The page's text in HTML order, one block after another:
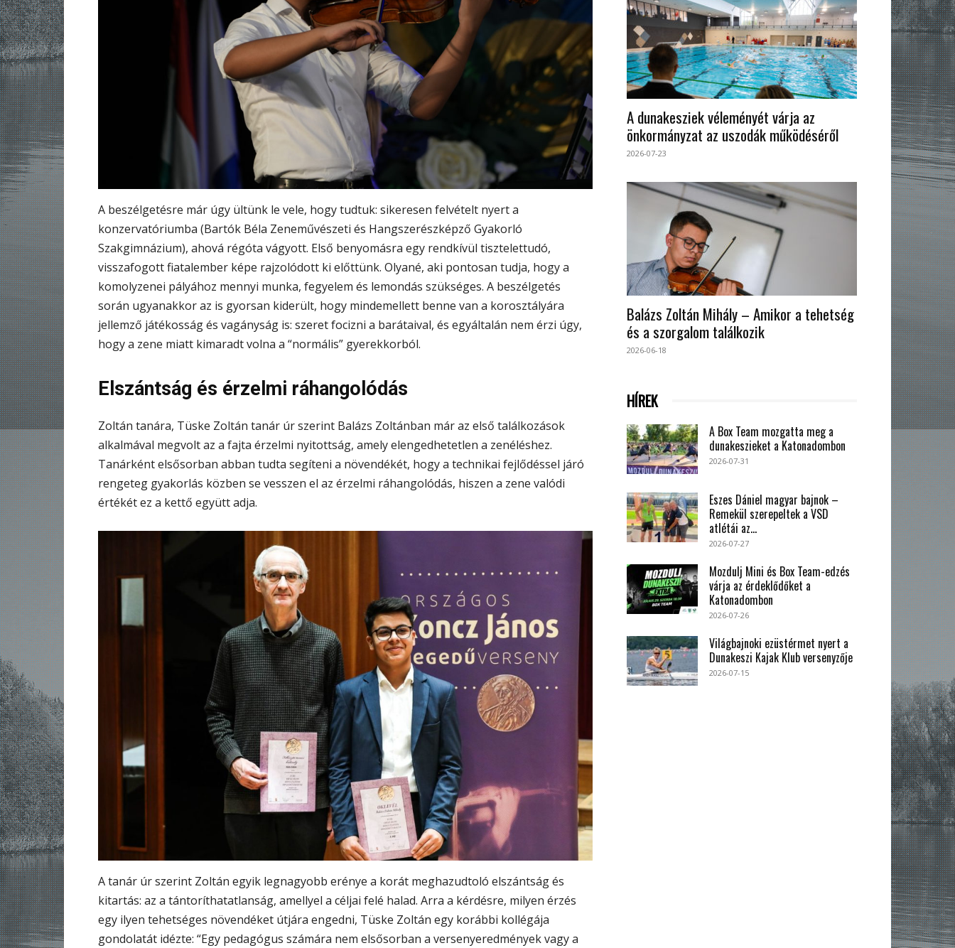
A beszélgetésre már úgy ültünk le vele, hogy tudtuk: sikeresen felvételt nyert a
konzervatóriumba (Bartók Béla Zeneművészeti és Hangszerészképző Gyakorló
Szakgimnázium), ahová régóta vágyott. Első benyomásra egy rendkívül tisztelettudó,
visszafogott fiatalember képe rajzolódott ki előttünk. Olyané, aki pontosan tudja, hogy a
komolyzenei pályához mennyi munka, fegyelem és lemondás szükséges. A beszélgetés
során ugyanakkor az is gyorsan kiderült, hogy mindemellett benne van a korosztályára
jellemző játékosság és vagányság is: szeret focizni a barátaival, és egyáltalán nem érzi úgy,
hogy a zene miatt kimaradt volna a “normális” gyerekkorból.
Elszántság és érzelmi ráhangolódás
Zoltán tanára, Tüske Zoltán tanár úr szerint Balázs Zoltánban már az első találkozások
alkalmával megvolt az a fajta érzelmi nyitottság, amely elengedhetetlen a zenéléshez.
Tanárként elsősorban abban tudta segíteni a növendékét, hogy a technikai fejlődéssel járó
rengeteg gyakorlás közben se vesszen el az érzelmi ráhangolódás, hiszen a zene valódi
értékét ez a kettő együtt adja.
A tanár úr szerint Zoltán egyik legnagyobb erénye a korát meghazudtoló elszántság és
kitartás: az a tántoríthatatlanság, amellyel a céljai felé halad. Arra a kérdésre, milyen érzés
egy ilyen tehetséges növendéket útjára engedni, Tüske Zoltán egy korábbi kollégája
gondolatát idézte: “Egy pedagógus számára nem elsősorban a versenyeredmények vagy a
A dunakesziek véleményét várja az
önkormányzat az uszodák működéséről
2026-07-23
Balázs Zoltán Mihály – Amikor a tehetség
és a szorgalom találkozik
2026-06-18
HÍREK
A Box Team mozgatta meg a
dunakeszieket a Katonadombon
2026-07-31
Eszes Dániel magyar bajnok –
Remekül szerepeltek a VSD
atlétái az...
2026-07-27
Mozdulj Mini és Box Team-edzés
várja az érdeklődőket a
Katonadombon
2026-07-26
Világbajnoki ezüstérmet nyert a
Dunakeszi Kajak Klub versenyzője
2026-07-15